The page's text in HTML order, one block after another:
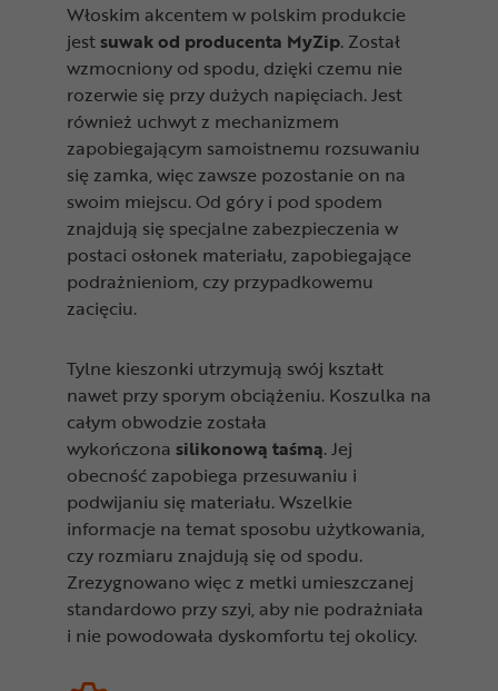
Włoskim akcentem w polskim produkcie
jestsuwak od producenta MyZip. Został
wzmocniony od spodu, dzięki czemu nie
rozerwie się przy dużych napięciach. Jest
również uchwyt z mechanizmem
zapobiegającym samoistnemu rozsuwaniu
się zamka, więc zawsze pozostanie on na
swoim miejscu. Od góry i pod spodem
znajdują się specjalne zabezpieczenia w
postaci osłonek materiału, zapobiegające
podrażnieniom, czy przypadkowemu
zacięciu.
Tylne kieszonki utrzymują swój kształt
nawet przy sporym obciążeniu. Koszulka na
całym obwodzie została
wykończona silikonową taśmą. Jej
obecność zapobiega przesuwaniu i
podwijaniu się materiału. Wszelkie
informacje na temat sposobu użytkowania,
czy rozmiaru znajdują się od spodu.
Zrezygnowano więc z metki umieszczanej
standardowo przy szyi, aby nie podrażniała
i nie powodowała dyskomfortu tej okolicy.